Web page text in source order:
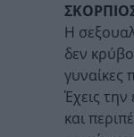
Η
δεν
γυναίκες
Έχεις την
και